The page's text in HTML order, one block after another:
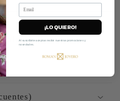
¡LO QUIERO!
Al suscribirte aceptas recibir nuestras promociones y
novedades.